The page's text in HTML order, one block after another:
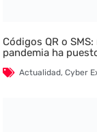
Códigos QR o
pandemia ha
Actualidad,Cyber